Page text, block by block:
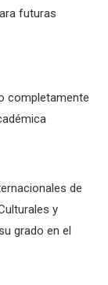
futuras
completamente
de
y
grado en el